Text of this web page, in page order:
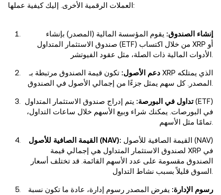
العملات الرقمية الأخرى. إليك كيفية عملها:
إنشاء الصندوق: يقوم المؤسسة المالية (المصدر) بإنشاء
صندوق الاستثمار المتداول (ETF) من خلال اكتساب XRP أو
دعم الأصول: تكون قيمة الصندوق مرتبطة بـ XRP الذي يمتلكه
تداول في البورصة: يتم إدراج صندوق الاستثمار المتداول (ETF)
في البورصات. يمكنك شراء وبيع الأسهم خلال ساعات التداول،
القيمة الصافية للأصول (NAV):
لصندوق الاستثمار المتداول هي إجمالي قيمة XRP في
الصندوق مقسومة على عدد الأسهم القائمة. قد تختلف أسعار
رسوم الإدارة: يفرض المصدر رسوم إدارة، عادة ما تكون نسبة